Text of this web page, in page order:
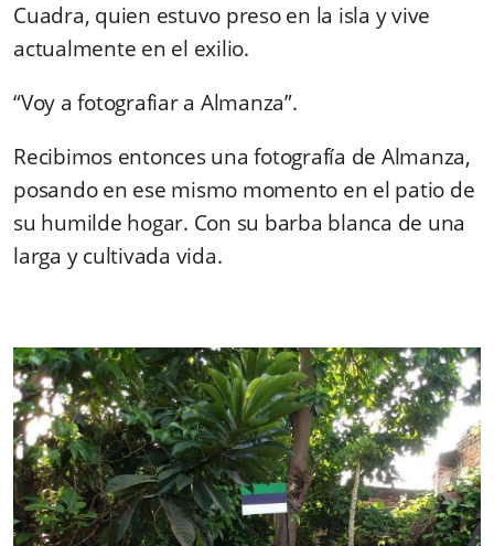
Cuadra, quien estuvo preso en la isla y vive
actualmente en el exilio.
“Voy a fotografiar a Almanza”.
Recibimos entonces una fotografía de Almanza,
posando en ese mismo momento en el patio de
su humilde hogar. Con su barba blanca de una
larga y cultivada vida.